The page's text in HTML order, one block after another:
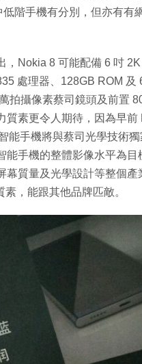
階手機有分別，但亦有有
，Nokia 8 可能配備 6 吋 2K
處理器、128GB ROM 及
拍攝像素蔡司鏡頭及前置
質素更令人期待，因為早前
能手機將與蔡司光學技術獨
能手機的整體影像水平為目
幕質量及光學設計等整個產
，能跟其他品牌匹敵。